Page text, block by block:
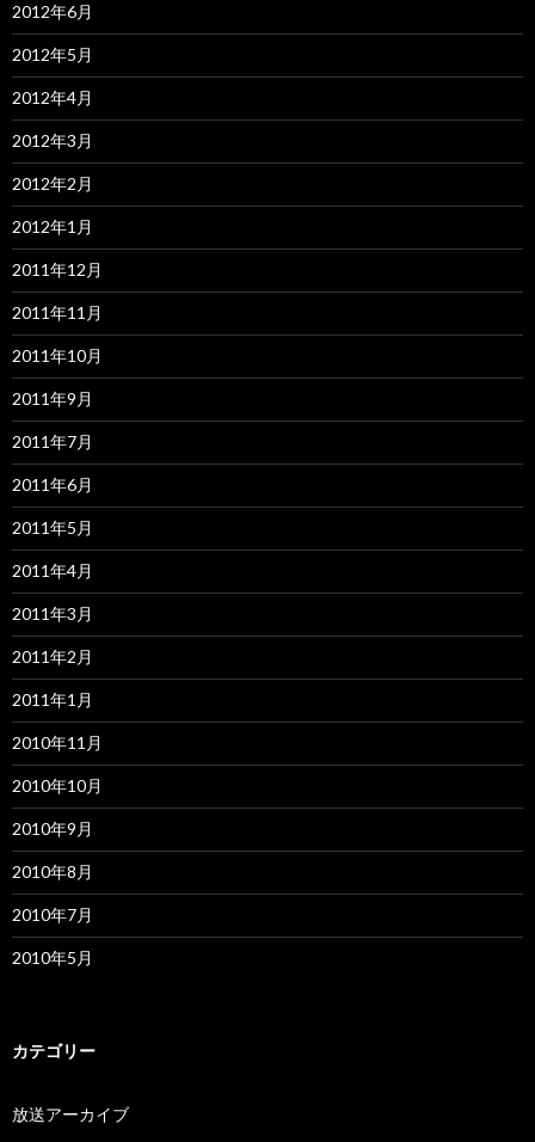
2012年6月
2012年5月
2012年4月
2012年3月
2012年2月
2012年1月
2011年12月
2011年11月
2011年10月
2011年9月
2011年7月
2011年6月
2011年5月
2011年4月
2011年3月
2011年2月
2011年1月
2010年11月
2010年10月
2010年9月
2010年8月
2010年7月
2010年5月
カテゴリー
放送アーカイブ